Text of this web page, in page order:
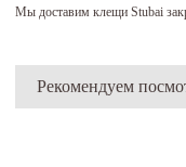
Мы доставим клещи Stubai
Рекомендуем